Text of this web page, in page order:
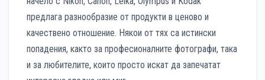
предлага разнообразие от продукти в ценово и
качествено отношение. Някои от тях са истински
попадения, както за професионалните фотографи, така
и за любителите, които просто искат да запечатат